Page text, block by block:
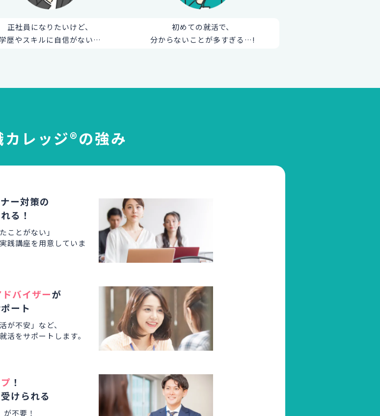
正社員になりたいけど、
歴やスキルに自信がない…
初めての就活で、
分からないことが多すぎる…!
カレッジ®の強み
ー対策の
る！
ことがない」
践講座を用意していま
バイザーが
ート
が不安」など、
活をサポートします。
！
けられる
不要！